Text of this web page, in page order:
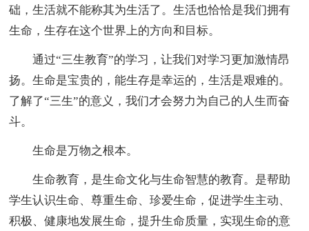
础，生活就不能称其为生活了。生活也恰恰是我们拥有
生命，生存在这个世界上的方向和目标。
通过“三生教育”的学习，让我们对学习更加激情昂
扬。生命是宝贵的，能生存是幸运的，生活是艰难的。
了解了“三生”的意义，我们才会努力为自己的人生而奋
斗。
生命是万物之根本。
生命教育，是生命文化与生命智慧的教育。是帮助
学生认识生命、尊重生命、珍爱生命，促进学生主动、
积极、健康地发展生命，提升生命质量，实现生命的意